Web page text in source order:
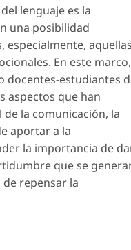
lenguaje es la
una posibilidad
especialmente, aquellas
En este marco,
docentes-estudiantes
aspectos que han
la comunicación, la
aportar a la
la importancia de
que se
repensar la